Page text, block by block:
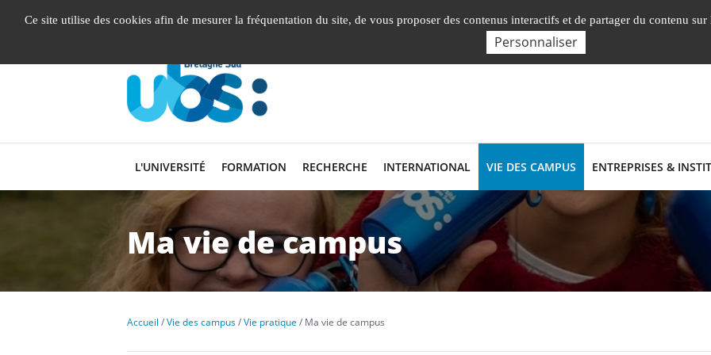
Nos Facultés,
English
L'UNIVERSITÉ FORMATION RECHERCHE INTERNATIONAL VIE DES CAMPUS ENTREPRISES &
Ma vie de campus
Accueil Vie des campus Vie pratique Ma vie de campus
Ce site utilise des cookies afin de mesurer la fréquentation du site, de vous proposer des contenus interactifs et de partager du contenu sur
Personnaliser